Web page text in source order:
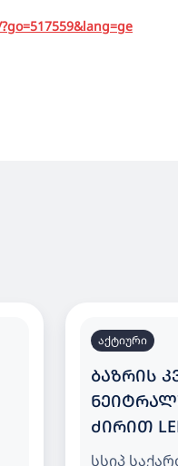
აქტიური
ᲑᲐᲖᲠᲘᲡ ᲙᲕᲚᲔᲕᲐ
ᲫᲘᲠᲘᲗ
ᲔᲠᲗᲔᲣᲚᲘ
სსიპ